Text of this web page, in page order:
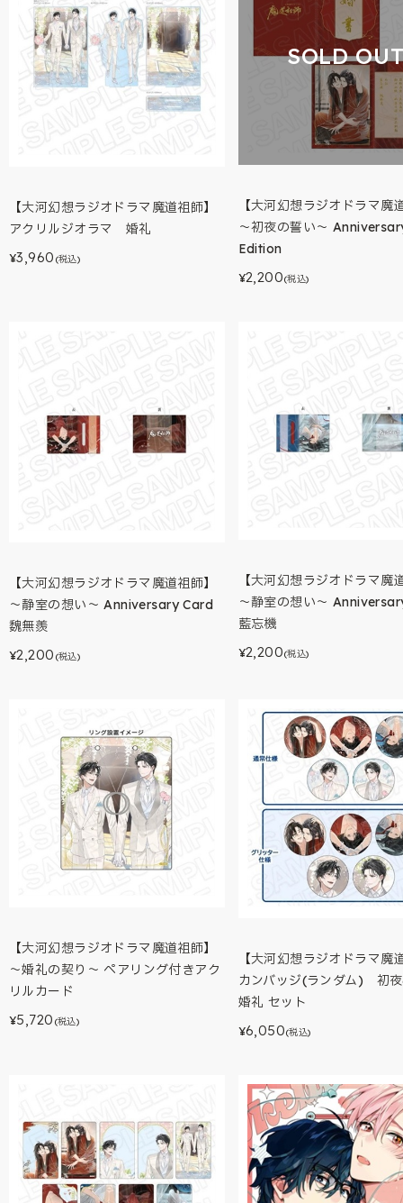
【大河幻想ラジオドラマ魔道祖師】
アクリルジオラマ 婚礼
¥3,960 (税込)
SOLD
【大河幻想ラジオドラマ魔
～初夜の誓い～
Edition
¥2,200(税込)
【大河幻想ラジオドラマ魔道祖師】
～静室の想い～ Anniversary Card
魏無羨
¥2,200 (税込)
【大河幻想ラジオドラマ魔
～静室の想い～
藍忘機
¥2,200(税込)
【大河幻想ラジオドラマ魔道祖師】
～婚礼の契り～ ペアリング付きアク
リルカード
¥5,720 (税込)
【大河幻想ラジオドラマ魔
カンバッジ(ランダム) 初
婚礼 セット
¥6,050(税込)